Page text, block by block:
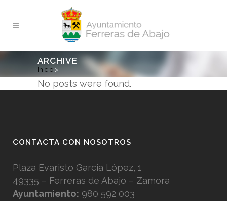
ARCHIVE
Inicio >
No posts were found.
CONTACTA CON NOSOTROS
Plaza Evaristo Garcia López, 1
49335 – Ferreras de Abajo – Zamora
Ayuntamiento: 980 592 003